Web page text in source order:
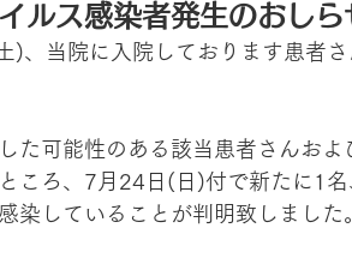
ルス感染者発生のおしら
)、当院に入院しております患者
た可能性のある該当患者さんお
ころ、7月24日(日)付で新たに1
染していることが判明致しました